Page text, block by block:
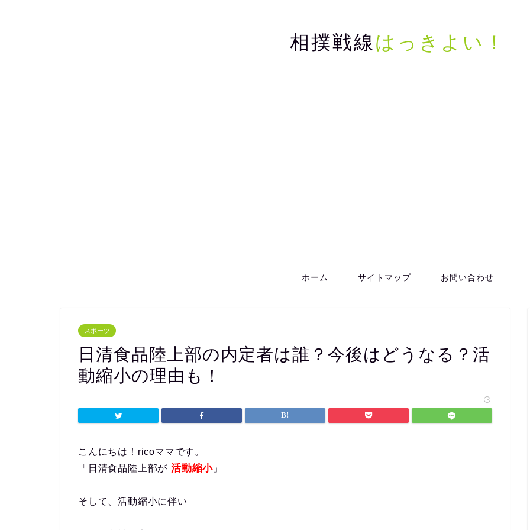
相撲戦線はっきよい！
ホーム サイトマップ お問い合わせ
スポーツ
日清食品陸上部の内定者は誰？今後はどうなる？活
動縮小の理由も！
こんにちは！ricoママです。
「日清食品陸上部が 活動縮小 」
そして、活動縮小に伴い